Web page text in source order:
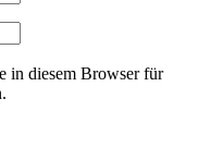
in diesem Browser für